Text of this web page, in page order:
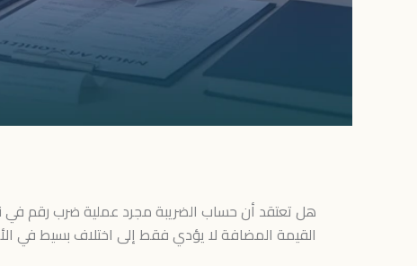
هل تعتقد أن حساب الضريبة مجرد عملية ضرب رقم في
القيمة المضافة لا يؤدي فقط إلى اختلاف بسيط في